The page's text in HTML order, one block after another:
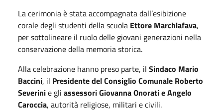
La cerimonia è stata accompagnata dall’esibizione
corale degli studenti della scuola Ettore Marchiafava,
per sottolineare il ruolo delle giovani generazioni nella
conservazione della memoria storica.
Alla celebrazione hanno preso parte, il Sindaco Mario
Baccini, il Presidente del Consiglio Comunale Roberto
Severinie gli assessori Giovanna Onorati e Angelo
Caroccia, autorità religiose, militari e civili.